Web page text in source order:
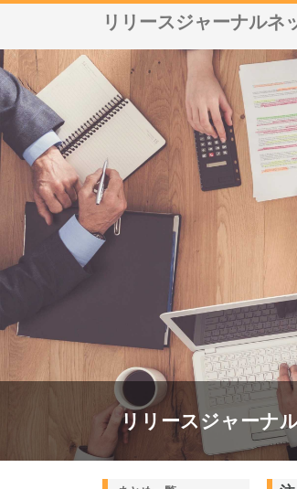
リリースジャーナルネ
リリースジャーナ